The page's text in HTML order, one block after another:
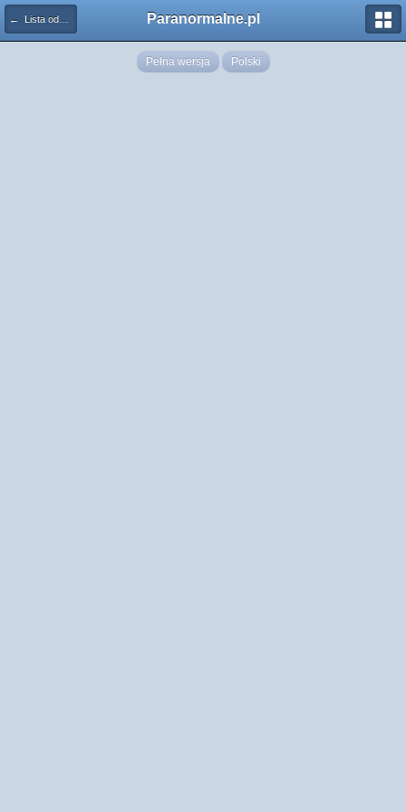
← Lista odznaczeń Paranormalne.pl
Pełna wersja Polski